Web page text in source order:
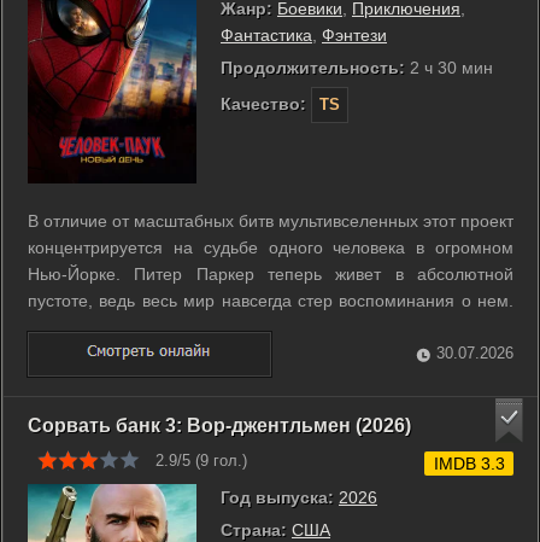
Жанр: Боевики Приключения
Фантастика Фэнтези
Продолжительность: 2 ч 30 мин
Качество:
TS
В отличие от масштабных битв мультивселенных этот проект
концентрируется на судьбе одного человека в огромном
Нью-Йорке. Питер Паркер теперь живет в абсолютной
пустоте, ведь весь мир навсегда стер воспоминания о нем.
Он полностью одинок и ежедневно патрулирует улицы, не
имея никакой поддержки со стороны близких людей. Однако
его тело начинает ...
30.07.2026
Сорвать банк 3: Вор-джентльмен (2026)
2.9/5 (9 гол.)
Год выпуска: 2026
Страна: США
IMDB 3.3